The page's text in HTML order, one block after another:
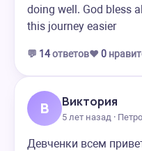
doing well. God bless
this journey easier
💬 14ответов❤️ 0
В Виктория
5 лет назад ·
Девченки всем